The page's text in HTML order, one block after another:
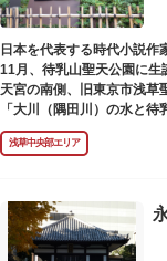
日本を代表する時代小説
11月、待乳山聖天公園に
天宮の南側、旧東京市浅草
「大川（隅田川）の水と
だ」（『東京の情景「大川
舞台にも待乳山や近くの今
浅草中央部エリア